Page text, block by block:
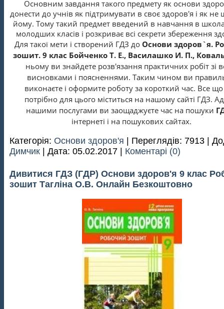
Основним завдання такого предмету як основи
донести до учнів як підтримувати в своє здоров'я і як
йому. Томутакий предмет введений в навчання в
молодших класів і розкриває всі секрети збереження
Для такої мети і створений ГДЗ доОснови здоров`я.
зошит. 9 клас Бойченко Т. Е., Василашко И. П.,
ньому ви знайдете розв'язання практичних робіт зі
висновками і поясненнями. Таким чином ви
виконаєте і оформите роботу за короткий час. Все
потрібно для цього міститься на нашому сайті ГДЗ.
нашими послугами ви заощаджуєте час на пошуки
інтернеті і на пошукових сайтах.
Категорія: Основи здоров'я | Переглядів: 7913 |
Димчик | Дата: 05.02.2017 Коментарі (0)
Дивитися ГДЗ (ГДР) Основи здоров'я 9 клас
зошит Тагліна О.В. Онлайн Безкоштовно